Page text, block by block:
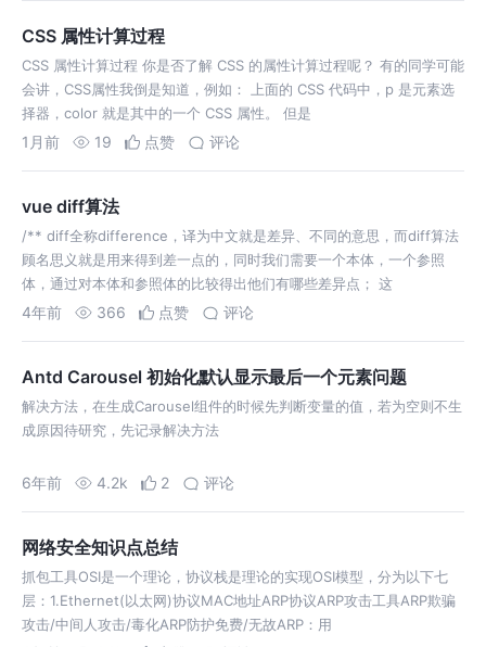
CSS 属性计算过程
CSS 属性计算过程 你是否了解 CSS 的属性计算过程呢？ 有的同学可能
会讲，CSS属性我倒是知道，例如： 上面的 CSS 代码中，p 是元素选
择器，color 就是其中的一个 CSS 属性。 但是
1月前 19 点赞 评论
vue diff算法
/** diff全称difference，译为中文就是差异、不同的意思，而diff算法
顾名思义就是用来得到差一点的，同时我们需要一个本体，一个参照
体，通过对本体和参照体的比较得出他们有哪些差异点； 这
4年前 366 点赞 评论
Antd Carousel 初始化默认显示最后一个元素问题
解决方法，在生成Carousel组件的时候先判断变量的值，若为空则不生
成原因待研究，先记录解决方法
6年前 4.2k 2 评论
网络安全知识点总结
抓包工具OSI是一个理论，协议栈是理论的实现OSI模型，分为以下七
层：1.Ethernet(以太网)协议MAC地址ARP协议ARP攻击工具ARP欺骗
攻击/中间人攻击/毒化ARP防护免费/无故ARP：用